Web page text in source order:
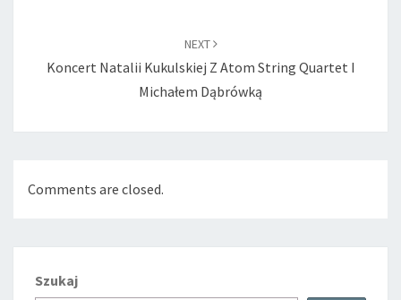
NEXT
Koncert Natalii Kukulskiej Z Atom String Quartet I
Michałem Dąbrówką
Comments are closed.
Szukaj